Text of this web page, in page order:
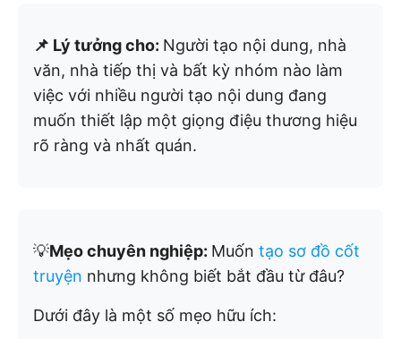
📌 Lý tưởng cho: Người tạo nội dung, nhà
văn, nhà tiếp thị và bất kỳ nhóm nào làm
việc với nhiều người tạo nội dung đang
muốn thiết lập một giọng điệu thương hiệu
rõ ràng và nhất quán.
💡Mẹo chuyên nghiệp: Muốn tạo sơ đồ cốt
truyện nhưng không biết bắt đầu từ đâu?
Dưới đây là một số mẹo hữu ích: